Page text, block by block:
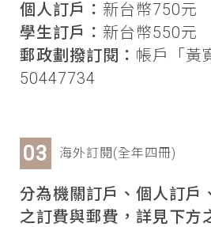
個人訂戶： 新台幣750元
學生訂戶： 新台幣550元
郵政劃撥訂閱： 帳戶「黃
50447734
海外訂閱(全年四冊)
分為機關訂戶、個人訂戶
之訂費與郵費，詳見下方